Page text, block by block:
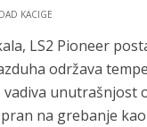
KACIGE
LS2 Pioneer
održava
unutrašnjost
na grebanje